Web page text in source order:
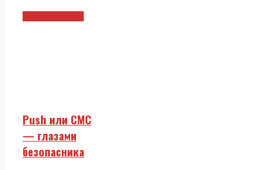
Push или СМС
— глазами
безопасника